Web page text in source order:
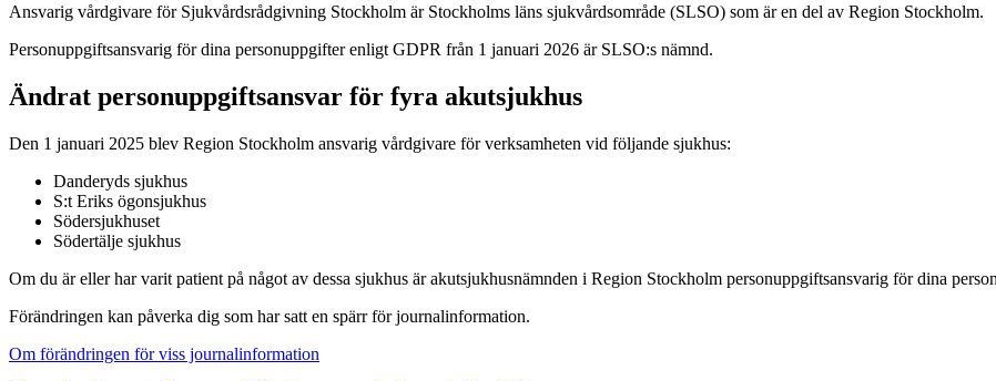
Ansvarig vårdgivare för Sjukvårdsrådgivning Stockholm är Stockholms läns sjukvårdsområde (SLSO) som är en del av Region Stockholm.
Personuppgiftsansvarig för dina personuppgifter enligt GDPR från 1 januari 2026 är SLSO:s nämnd.
Ändrat personuppgiftsansvar för fyra akutsjukhus
Den 1 januari 2025 blev Region Stockholm ansvarig vårdgivare för verksamheten vid följande sjukhus:
Danderyds sjukhus
S:t Eriks ögonsjukhus
Södersjukhuset
Södertälje sjukhus
Om du är eller har varit patient på något av dessa sjukhus är akutsjukhusnämnden i Region Stockholm personuppgiftsansvarig för dina
Förändringen kan påverka dig som har satt en spärr för journalinformation.
Om förändringen för viss journalinformation